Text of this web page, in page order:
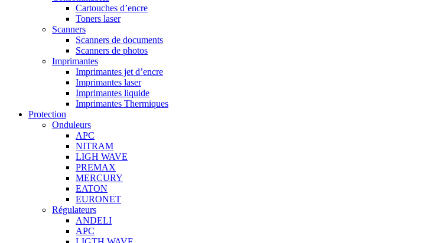
Cartouches d’encre
Toners laser
Scanners
Scanners de documents
Scanners de photos
Imprimantes
Imprimantes jet d’encre
Imprimantes laser
Imprimantes liquide
Imprimantes Thermiques
Protection
Onduleurs
APC
NITRAM
LIGH WAVE
PREMAX
MERCURY
EATON
EURONET
Régulateurs
ANDELI
APC